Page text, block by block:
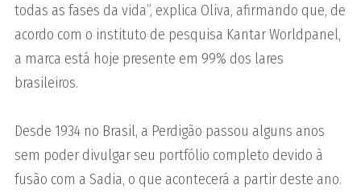
todas as fases da vida”, explica Oliva, afirmando que, de
acordo com o instituto de pesquisa Kantar Worldpanel,
a marca está hoje presente em 99% dos lares
brasileiros.
Desde 1934 no Brasil, a Perdigão passou alguns anos
sem poder divulgar seu portfólio completo devido à
fusão com a Sadia, o que acontecerá a partir deste ano.